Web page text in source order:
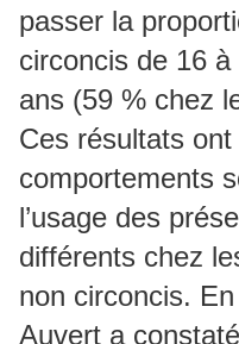
passer la
circoncis de 16
ans (59 % chez
Ces résultats
comportements
l’usage des
différents chez
non circoncis.
Auvert a